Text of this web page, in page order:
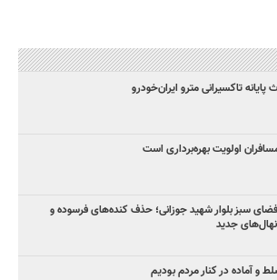
پایانه تاکسیرانی مترو ایران‌خودرو
اولویت بهره‌برداری است
سبز بلوار شهید جوزانی؛ حذف کنده‌های فرسوده و
جدید
و آماده در کنار مردم بودیم